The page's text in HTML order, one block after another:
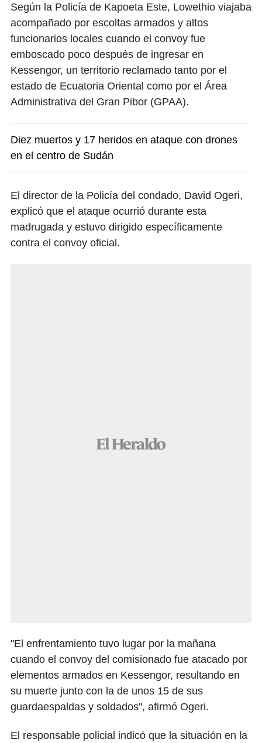
Según la Policía de Kapoeta Este, Lowethio viajaba
acompañado por escoltas armados y altos
funcionarios locales cuando el convoy fue
emboscado poco después de ingresar en
Kessengor, un territorio reclamado tanto por el
estado de Ecuatoria Oriental como por el Área
Administrativa del Gran Pibor (GPAA).
Diez muertos y 17 heridos en ataque con drones
en el centro de Sudán
El director de la Policía del condado, David Ogeri,
explicó que el ataque ocurrió durante esta
madrugada y estuvo dirigido específicamente
contra el convoy oficial.
"El enfrentamiento tuvo lugar por la mañana
cuando el convoy del comisionado fue atacado por
elementos armados en Kessengor, resultando en
su muerte junto con la de unos 15 de sus
guardaespaldas y soldados", afirmó Ogeri.
El responsable policial indicó que la situación en la